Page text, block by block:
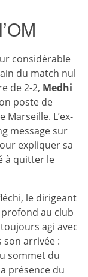
considérable
du match nul
de 2-2, Medhi
poste de
L’ex-
message sur
expliquer sa
à quitter le
le dirigeant
au club
agi avec
arrivée :
sommet du
présence du